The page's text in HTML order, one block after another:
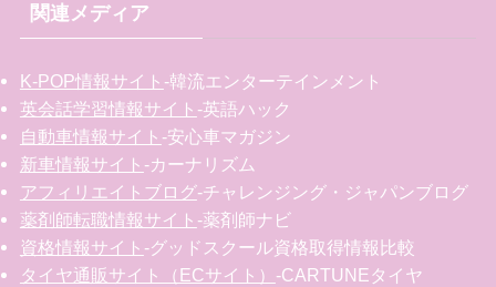
関連メディア
K-POP情報サイト -韓流エンターテインメント
英会話学習情報サイト -英語ハック
自動車情報サイト -安心車マガジン
新車情報サイト -カーナリズム
アフィリエイトブログ-チャレンジング・ジャパンブログ
薬剤師転職情報サイト -薬剤師ナビ
資格情報サイト -グッドスクール資格取得情報比較
タイヤ通販サイト（ECサイト） -CARTUNEタイヤ